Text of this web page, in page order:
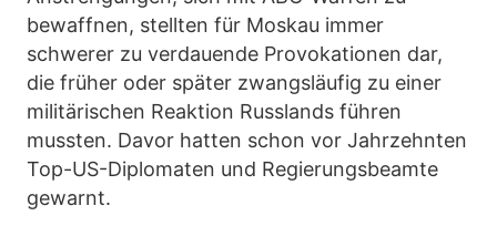
bewaffnen, stellten für Moskau immer
schwerer zu verdauende Provokationen dar,
die früher oder später zwangsläufig zu einer
militärischen Reaktion Russlands führen
mussten. Davor hatten schon vor Jahrzehnten
Top-US-Diplomaten und Regierungsbeamte
gewarnt.